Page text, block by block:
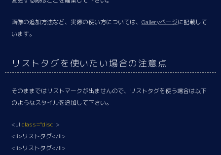
画像の追加方法など、実際の使い方については、 Galleryページに記載して
います。
リストタグを使いたい場合の注意点
そのままではリストマークが出ませんので、リストタグを使う場合は以下
のようなスタイルを追加して下さい。
<ul class="disc">
<li>リストタグ</li>
<li>リストタグ</li>